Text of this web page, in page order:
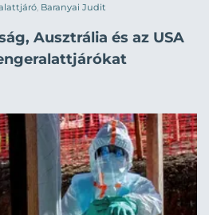
Baranyai Judit
Ausztrália és az USA